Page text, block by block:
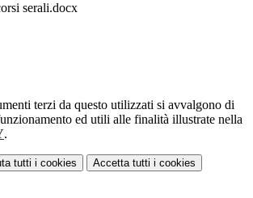
serali.docx
terzi da questo utilizzati si avvalgono di
ed utili alle finalità illustrate nella
.
tutti i cookies Accetta tutti i cookies